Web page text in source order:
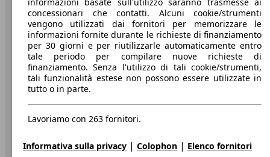
Stampa
Media
Condizioni generali
Informazioni
Privacy
Dichiarazione di Accessibilità
Servizi
concessionari che contatti. Alcuni cookie/strumenti
vengono utilizzati dai fornitori per memorizzare le
informazioni fornite durante le richieste di finanziamento
per 30 giorni e per riutilizzarle automaticamente entro
tale periodo per compilare nuove richieste di
finanziamento. Senza l'utilizzo di tali cookie/strumenti,
tali funzionalità estese non possono essere utilizzate in
tutto o in parte.
Lavoriamo con 263 fornitori.
Informativa sulla privacy | Colophon | Elenco fornitori